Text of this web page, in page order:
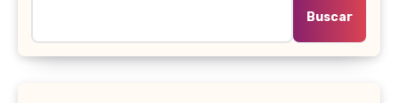
Buscar